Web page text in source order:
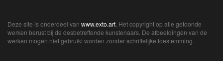
Deze site is onderdeel van www.exto.art . Het copyright op alle getoonde
werken berust bij de desbetreffende kunstenaars. De afbeeldingen van de
werken mogen niet gebruikt worden zonder schriftelijke toestemming.